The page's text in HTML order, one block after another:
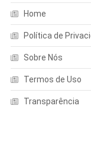
Home
Política de
Sobre Nós
Termos de Uso
Transparência